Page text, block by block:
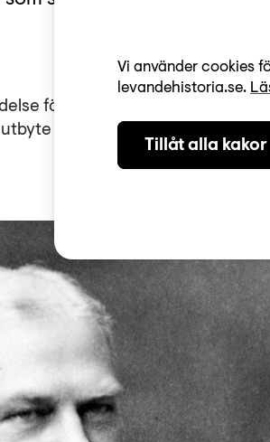
Vi använder cookies
levandehistoria.se.
Tillåt alla kakor
för Raoul Wallenberg. När
av tankar och idéer ett